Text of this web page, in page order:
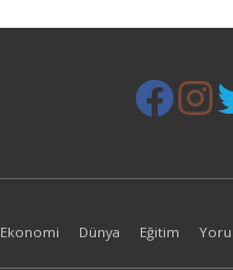
Ekonomi Dünya Eğitim